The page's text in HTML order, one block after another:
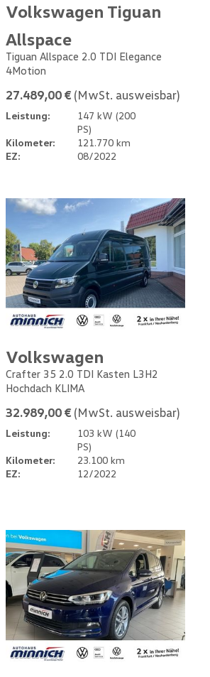
Volkswagen Tiguan
Allspace
Tiguan Allspace 2.0 TDI Elegance
4Motion
27.489,00 € (MwSt. ausweisbar)
Leistung:
147 kW (200
PS)
Kilometer:
121.770 km
EZ:
08/2022
Volkswagen
Crafter 35 2.0 TDI Kasten L3H2
Hochdach KLIMA
32.989,00 € (MwSt. ausweisbar)
Leistung:
103 kW (140
PS)
Kilometer:
23.100 km
EZ:
12/2022